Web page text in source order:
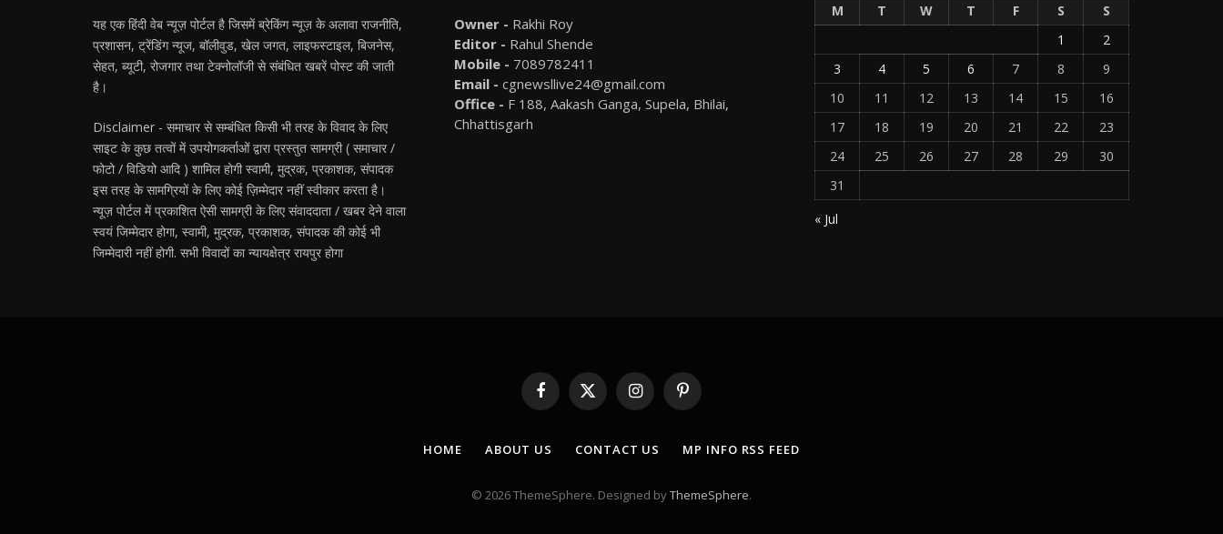
यह एक हिंदी वेब न्यूज़ पोर्टल है जिसमें ब्रेकिंग न्यूज़ के अलावा राजनीति,
प्रशासन, ट्रेंडिंग न्यूज, बॉलीवुड, खेल जगत, लाइफस्टाइल, बिजनेस,
सेहत, ब्यूटी, रोजगार तथा टेक्नोलॉजी से संबंधित खबरें पोस्ट की जाती
है।
Disclaimer - समाचार से सम्बंधित किसी भी तरह के विवाद के लिए
साइट के कुछ तत्वों में उपयोगकर्ताओं द्वारा प्रस्तुत सामग्री ( समाचार /
फोटो / विडियो आदि ) शामिल होगी स्वामी, मुद्रक, प्रकाशक, संपादक
इस तरह के सामग्रियों के लिए कोई ज़िम्मेदार नहीं स्वीकार करता है।
न्यूज़ पोर्टल में प्रकाशित ऐसी सामग्री के लिए संवाददाता / खबर देने वाला
स्वयं जिम्मेदार होगा, स्वामी, मुद्रक, प्रकाशक, संपादक की कोई भी
जिम्मेदारी नहीं होगी. सभी विवादों का न्यायक्षेत्र रायपुर होगा
Owner - Rakhi Roy
Editor - Rahul Shende
Mobile - 7089782411
Email - cgnewsllive24@gmail.com
Office - F 188, Aakash Ganga, Supela, Bhilai,
Chhattisgarh
M
T W T F S
S
1
2
3
4 5 6 7 8
9
10
11 12 13 14 15
16
17
18 19 20 21 22
23
24
25 26 27 28 29
30
31
« Jul
Facebook
X
(Twitter)
InstagramPinterest
HOME ABOUT US CONTACT US MP INFO RSS FEED
© 2026 ThemeSphere. Designed byThemeSphere.